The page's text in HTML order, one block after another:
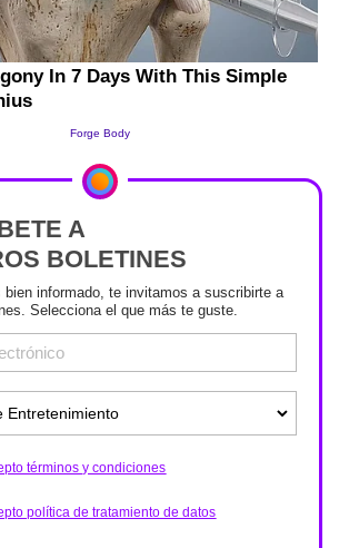
A
BOLETINES
bien informado, te invitamos a suscribirte a
Selecciona el que más te guste.
términos y condiciones
política de tratamiento de datos